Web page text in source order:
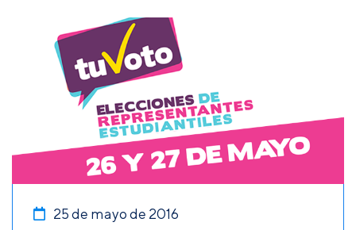
25 de mayo de 2016